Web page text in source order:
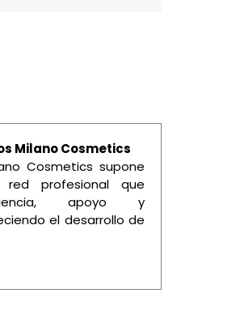
Milano Cosmetics
Cosmetics supone
profesional que
apoyo y
el desarrollo de